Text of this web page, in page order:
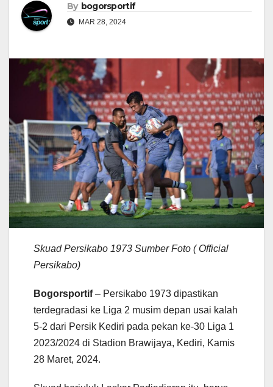
By bogorsportif
MAR 28, 2024
Skuad Persikabo 1973 Sumber Foto ( Official
Persikabo)
Bogorsportif– Persikabo 1973 dipastikan
terdegradasi ke Liga 2 musim depan usai kalah
5-2 dari Persik Kediri pada pekan ke-30 Liga 1
2023/2024 di Stadion Brawijaya, Kediri, Kamis
28 Maret, 2024.